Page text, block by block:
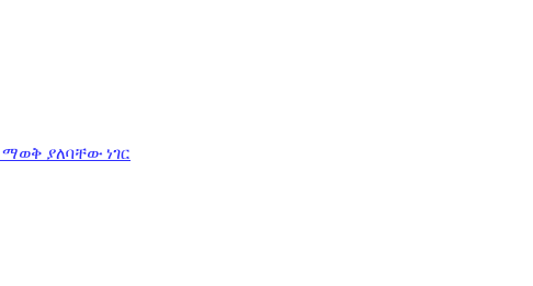
ማወቅ ያለባቸው ነገር